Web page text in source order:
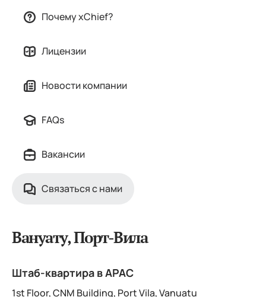
Почему xChief?
Лицензии
Новости компании
FAQs
Вакансии
Связаться с нами
Вануату, Порт-Вила
Штаб-квартира в APAC
1st Floor, CNM Building, Port Vila, Vanuatu